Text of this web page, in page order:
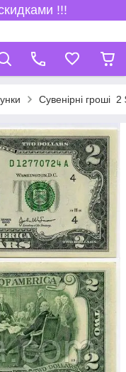
!!!
Сувенірні гроші 2